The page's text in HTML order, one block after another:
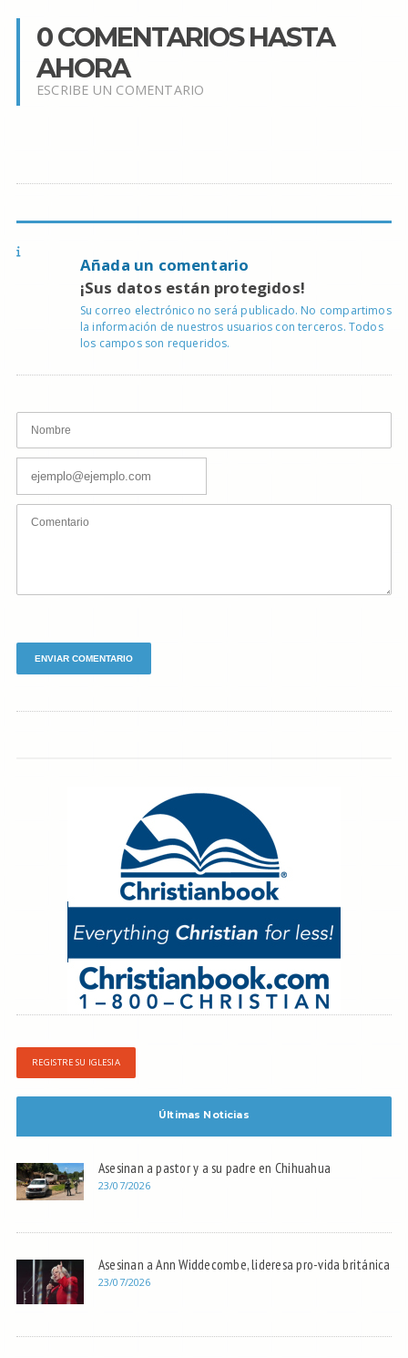
0 COMENTARIOS HASTA
AHORA
ESCRIBE UN COMENTARIO
Añada un comentario
¡Sus datos están protegidos!
Su correo electrónico no será publicado. No compartimos
la información de nuestros usuarios con terceros. Todos
los campos son requeridos.
REGISTRE SU IGLESIA
Últimas Noticias
Asesinan a pastor y a su padre en Chihuahua
23/07/2026
Asesinan a Ann Widdecombe, lideresa pro-vida británica
23/07/2026